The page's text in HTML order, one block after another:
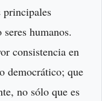
principales
seres humanos.
consistencia en
democrático; que
no sólo que es